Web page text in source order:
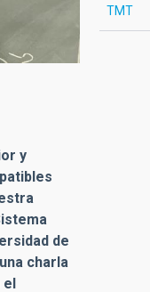
y
de
charla
TMT